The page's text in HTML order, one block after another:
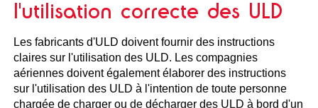
l'utilisation correcte des ULD
Les fabricants d'ULD doivent fournir des instructions
claires sur l'utilisation des ULD. Les compagnies
aériennes doivent également élaborer des instructions
sur l'utilisation des ULD à l'intention de toute personne
chargée de charger ou de décharger des ULD à bord d'un